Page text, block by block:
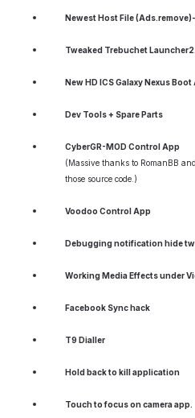
Newest Host File
Tweaked Trebuchet
New HD ICS Galaxy Nexus
Dev Tools + Spare Parts
CyberGR-MOD Control App
(Massive thanks to RomanBB
those source code.)
Voodoo Control App
Debugging notification hide
Working Media Effects under
Facebook Sync hack
T9 Dialler
Hold back to kill application
Touch to focus on camera app.